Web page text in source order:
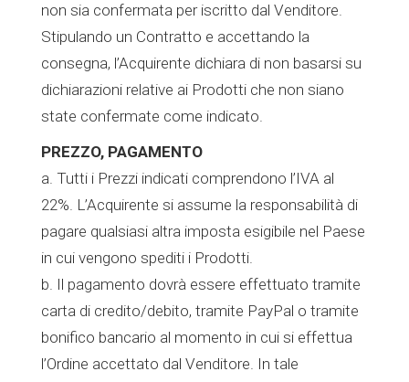
non sia confermata per iscritto dal Venditore.
Stipulando un Contratto e accettando la
consegna, l’Acquirente dichiara di non basarsi su
dichiarazioni relative ai Prodotti che non siano
state confermate come indicato.
PREZZO, PAGAMENTO
a. Tutti i Prezzi indicati comprendono l’IVA al
22%. L’Acquirente si assume la responsabilità di
pagare qualsiasi altra imposta esigibile nel Paese
in cui vengono spediti i Prodotti.
b. Il pagamento dovrà essere effettuato tramite
carta di credito/debito, tramite PayPal o tramite
bonifico bancario al momento in cui si effettua
l’Ordine accettato dal Venditore. In tale